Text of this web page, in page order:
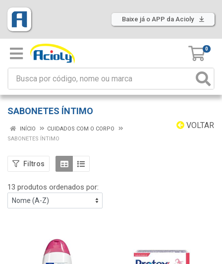
Baixe já o APP da Acioly
0
SABONETES ÍNTIMO
VOLTAR
INÍCIO
CUIDADOS COM O CORPO
SABONETES ÍNTIMO
Filtros
13 produtos ordenados por: